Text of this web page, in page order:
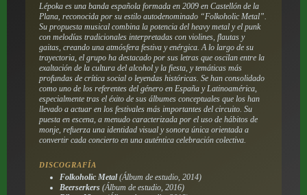
Lépoka es una banda española formada en 2009 en Castellón de la
Plana, reconocida por su estilo autodenominado “Folkoholic Metal”.
Su propuesta musical combina la potencia del heavy metal y el punk
con melodías tradicionales interpretadas con violines, flautas y
gaitas, creando una atmósfera festiva y enérgica. A lo largo de su
trayectoria, el grupo ha destacado por sus letras que oscilan entre la
exaltación de la cultura del alcohol y la fiesta, y temáticas más
profundas de crítica social o leyendas históricas. Se han consolidado
como uno de los referentes del género en España y Latinoamérica,
especialmente tras el éxito de sus álbumes conceptuales que los han
llevado a actuar en los festivales más importantes del circuito. Su
puesta en escena, a menudo caracterizada por el uso de hábitos de
monje, refuerza una identidad visual y sonora única orientada a
convertir cada concierto en una auténtica celebración colectiva.
DISCOGRAFÍA
Folkoholic Metal(Álbum de estudio, 2014)
Beerserkers(Álbum de estudio, 2016)